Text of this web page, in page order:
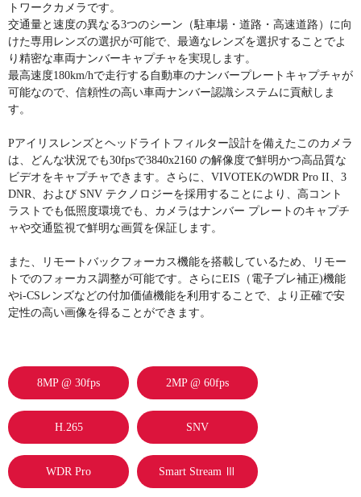
トワークカメラです。
交通量と速度の異なる3つのシーン（駐車場・道路・高速道路）に向
けた専用レンズの選択が可能で、最適なレンズを選択することでよ
り精密な車両ナンバーキャプチャを実現します。
最高速度180km/hで走行する自動車のナンバープレートキャプチャが
可能なので、信頼性の高い車両ナンバー認識システムに貢献しま
す。
Pアイリスレンズとヘッドライトフィルター設計を備えたこのカメラ
は、どんな状況でも30fpsで3840x2160 の解像度で鮮明かつ高品質な
ビデオをキャプチャできます。さらに、VIVOTEKのWDR Pro II、3
DNR、および SNV テクノロジーを採用することにより、高コント
ラストでも低照度環境でも、カメラはナンバー プレートのキャプチ
ャや交通監視で鮮明な画質を保証します。
また、リモートバックフォーカス機能を搭載しているため、リモー
トでのフォーカス調整が可能です。さらにEIS（電子ブレ補正)機能
やi-CSレンズなどの付加価値機能を利用することで、より正確で安
定性の高い画像を得ることができます。
8MP @ 30fps 2MP @ 60fps
H.265 SNV
WDR Pro Smart Stream Ⅲ